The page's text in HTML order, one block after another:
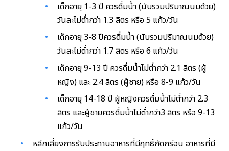
เด็กอายุ 1-3 ปี ควรดื่มน้ำ(นับรวมปริมาณนมด้วย)
วันละไม่ต่ำกว่า 1.3 ลิตร หรือ 5 แก้ว/วัน
เด็กอายุ 3-8 ปีควรดื่มน้ำ(นับรวมปริมาณนมด้วย)
วันละไม่ต่ำกว่า 1.7 ลิตร หรือ 6 แก้ว/วัน
เด็กอายุ 9-13 ปี ควรดื่มน้ำไม่ต่ำกว่า 2.1 ลิตร (ผู้
หญิง) และ 2.4 ลิตร (ผู้ชาย) หรือ 8-9 แก้ว/วัน
เด็กอายุ 14-18 ปี ผู้หญิงควรดื่มน้ำไม่ต่ำกว่า 2.3
ลิตร และผู้ชายควรดื่มน้ำไม่ต่ำกว่า3 ลิตร หรือ 9-13
แก้ว/วัน
หลีกเลี่ยงการรับประทานอาหารที่มีฤทธิ์กัดกร่อน อาหารที่มี